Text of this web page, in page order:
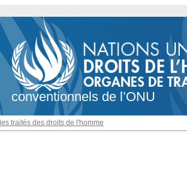
conventionnels de l’ONU
traités des droits de l'homme